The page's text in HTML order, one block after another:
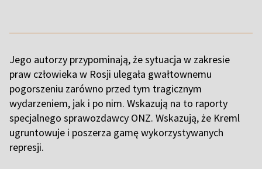
Jego autorzy przypominają, że sytuacja w zakresie
praw człowieka w Rosji ulegała gwałtownemu
pogorszeniu zarówno przed tym tragicznym
wydarzeniem, jak i po nim. Wskazują na to raporty
specjalnego sprawozdawcy ONZ. Wskazują, że Kreml
ugruntowuje i poszerza gamę wykorzystywanych
represji.